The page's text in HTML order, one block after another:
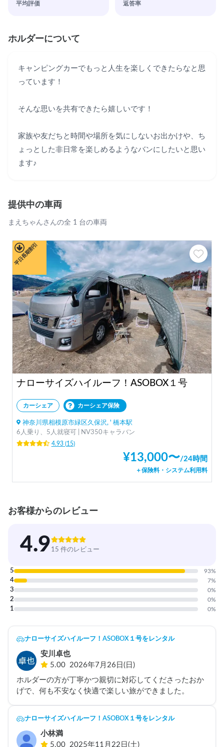
平均評価 返答率
ホルダーについて
キャンピングカーでもっと人生を楽しくできたらなと思
っています！
そんな思いを共有できたら嬉しいです！
家族や友だちと時間や場所を気にしないお出かけや、ち
ょっとした非日常を楽しめるようなバンにしたいと思い
ます♪
提供中の車両
まえちゃんさんの全 1 台の車両
平日長期割引
ナローサイズハイルーフ！ASOBOX１号
カーシェア カーシェア保険
神奈川県相模原市緑区久保沢, ' 橋本駅
6人乗り、5人就寝可 | NV350キャラバン
4.93(15)
¥13,000〜/24時間
＋保険料・システム利用料
お客様からのレビュー
4.9 15 件のレビュー
5 93%
4 7%
3 0%
2 0%
1 0%
ナローサイズハイルーフ！ASOBOX１号をレンタル
安川卓也
5.00 2026年7月26日(日)
ホルダーの方が丁寧かつ親切に対応してくださったおか
げで、何も不安なく快適で楽しい旅ができました。
ナローサイズハイルーフ！ASOBOX１号をレンタル
小林満
5.00 2025年11月22日(土)